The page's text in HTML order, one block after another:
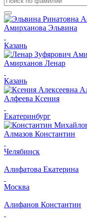
Амирханова Эльвина
Казань
Амирханов Ленар
Казань
Алфеева Ксения
Екатеринбург
Алмазов Константин
Челябинск
Алифатова Екатерина
Москва
Алифанов Константин